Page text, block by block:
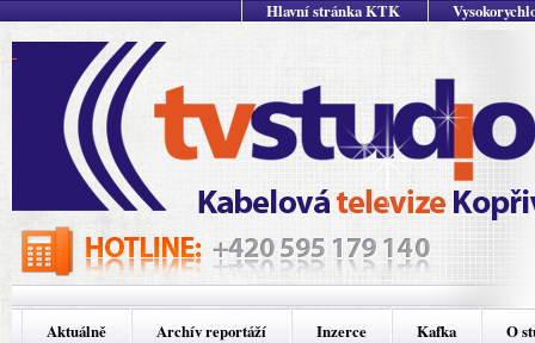
Hlavní stránka KTK
Aktuálně Archív reportáží Inzerce Kafka O